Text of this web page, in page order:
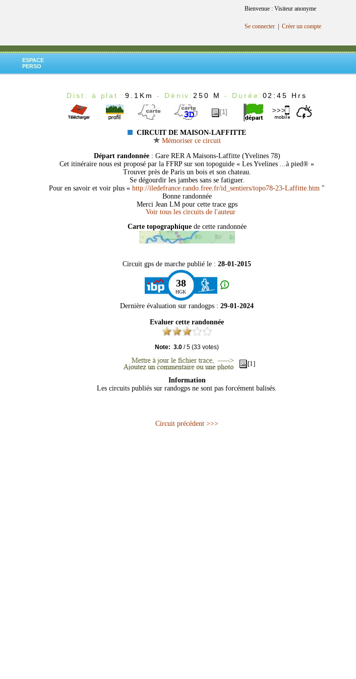
Bienvenue : Visiteur anonyme
Se connecter Créer un compte
ESPACE
PERSO
Dist. à plat :9.1Km - Déniv: 250 M - Durée: 02:45 Hrs
[1]
CIRCUIT DE MAISON-LAFFITTE
Mémoriser ce circuit
Départ randonnée : Gare RER A Maisons-Laffitte (Yvelines 78)
Cet itinéraire nous est proposé par la FFRP sur son topoguide « Les Yvelines ...à pied® »
Trouver près de Paris un bois et son chateau.
Se dégourdir les jambes sans se fatiguer.
Pour en savoir et voir plus « http://iledefrance.rando.free.fr/id_sentiers/topo78-23-Laffitte.htm "
Bonne randonnée
Merci Jean LM pour cette trace gps
Carte topographique de cette randonnée
Circuit gps de marche publié le : 28-01-2015
38
HGK
Dernière évaluation sur randogps : 29-01-2024
Evaluer cette randonnée
Note: 3.0 /5 (33 votes)
[1]
Information
Les circuits publiés sur randogps ne sont pas forcément balisés.
Circuit précédent >>>